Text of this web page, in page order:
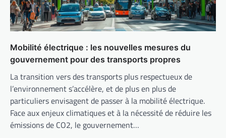
Mobilité électrique : les nouvelles mesures du
gouvernement pour des transports propres
La transition vers des transports plus respectueux de
l’environnement s’accélère, et de plus en plus de
particuliers envisagent de passer à la mobilité électrique.
Face aux enjeux climatiques et à la nécessité de réduire les
émissions de CO2, le gouvernement…